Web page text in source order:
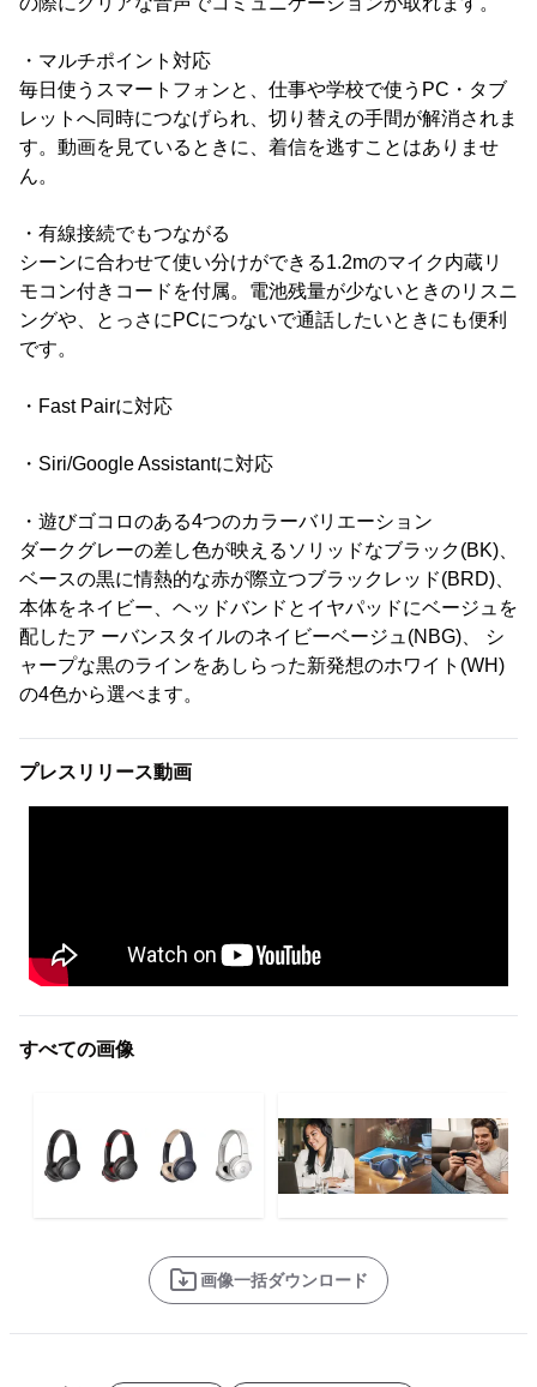
・マルチポイント対応
毎日使うスマートフォンと、仕事や学校で使うPC・タブ
レットへ同時につなげられ、切り替えの手間が解消されま
す。動画を見ているときに、着信を逃すことはありませ
ん。
・有線接続でもつながる
シーンに合わせて使い分けができる1.2mのマイク内蔵リ
モコン付きコードを付属。電池残量が少ないときのリスニ
ングや、とっさにPCにつないで通話したいときにも便利
です。
・Fast Pairに対応
・Siri/Google Assistantに対応
・遊びゴコロのある4つのカラーバリエーション
ダークグレーの差し色が映えるソリッドなブラック(BK)、
ベースの黒に情熱的な赤が際立つブラックレッド(BRD)、
本体をネイビー、ヘッドバンドとイヤパッドにベージュを
配したア ーバンスタイルのネイビーベージュ(NBG)、 シ
ャープな黒のラインをあしらった新発想のホワイト(WH)
の4色から選べます。
プレスリリース動画
すべての画像
画像一括ダウンロード